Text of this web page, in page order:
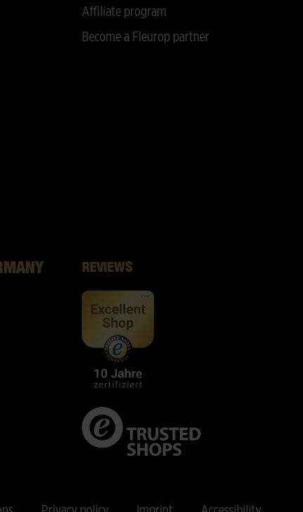
Affiliate program
Become a Fleurop partner
REVIEWS